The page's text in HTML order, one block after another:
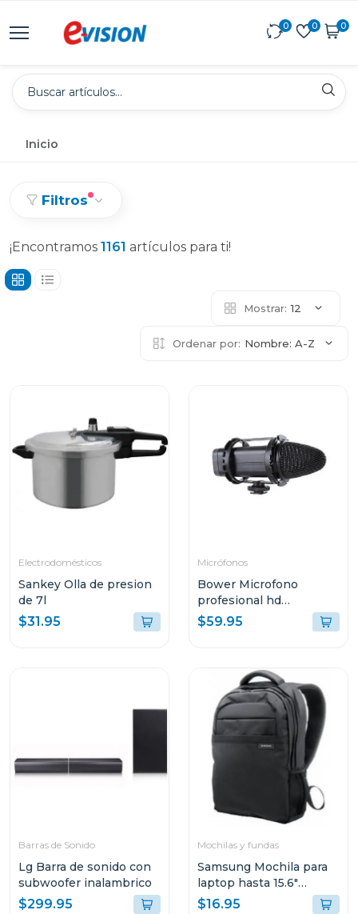
0 0 0
Inicio
Filtros
¡Encontramos 1161 artículos para ti!
Mostrar: 12
Ordenar por: Nombre: A-Z
Electrodomésticos
Sankey Olla de presion
de 7l
$31.95
Micrófonos
Bower Microfono
profesional hd
broadcast
$59.95
Barras de Sonido
Lg Barra de sonido con
subwoofer inalambrico
$299.95
Mochilas y fundas
Samsung Mochila para
laptop hasta 15.6"
aabp2nm
$16.95